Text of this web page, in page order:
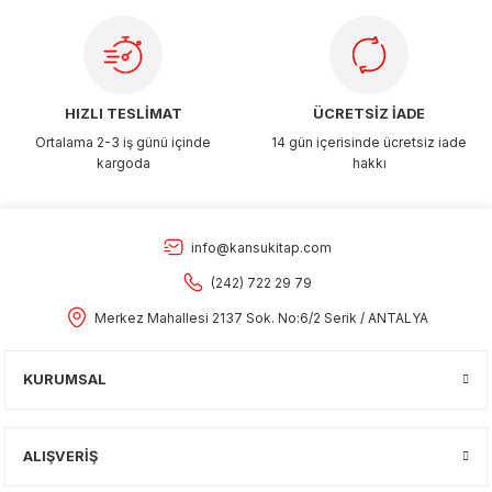
HIZLI TESLİMAT
Ortalama 2-3 iş günü içinde
kargoda
ÜCRETSİZ İADE
14 gün içerisinde ücretsiz iade
hakkı
info@kansukitap.com
(242) 722 29 79
Merkez Mahallesi 2137 Sok. No:6/2 Serik / ANTALYA
KURUMSAL
ALIŞVERİŞ